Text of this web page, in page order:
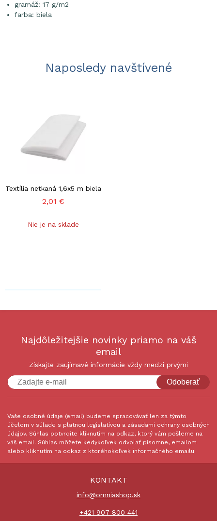
gramáž: 17 g/m2
farba: biela
Naposledy navštívené
Textília netkaná 1,6x5 m biela
2,01 €
Nie je na sklade
Najdôležitejšie novinky priamo na váš
email
Získajte zaujímavé informácie vždy medzi prvými
Odoberať
Vaše osobné údaje (email) budeme spracovávať len za týmto
účelom v súlade s platnou legislatívou a zásadami ochrany osobných
údajov. Súhlas potvrdíte kliknutím na odkaz, ktorý vám pošleme na
váš email. Súhlas môžete kedykoľvek odvolať písomne, emailom
alebo kliknutím na odkaz z ktoréhokoľvek informačného emailu.
KONTAKT
info@omniashop.sk
+421 907 800 441